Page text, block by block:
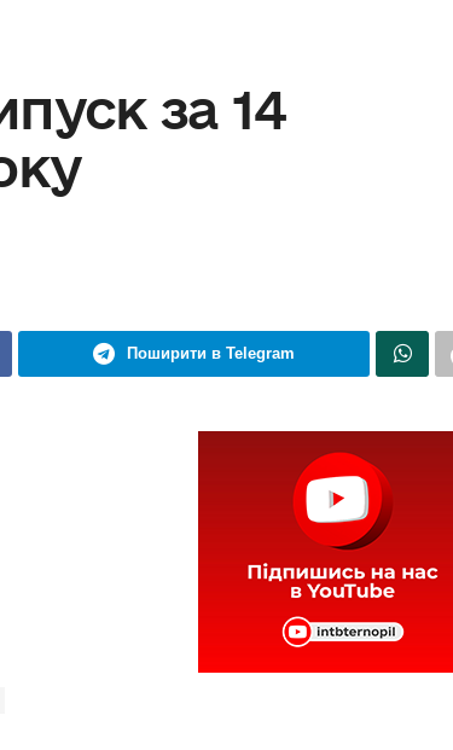
за 14
Поширити в Telegram